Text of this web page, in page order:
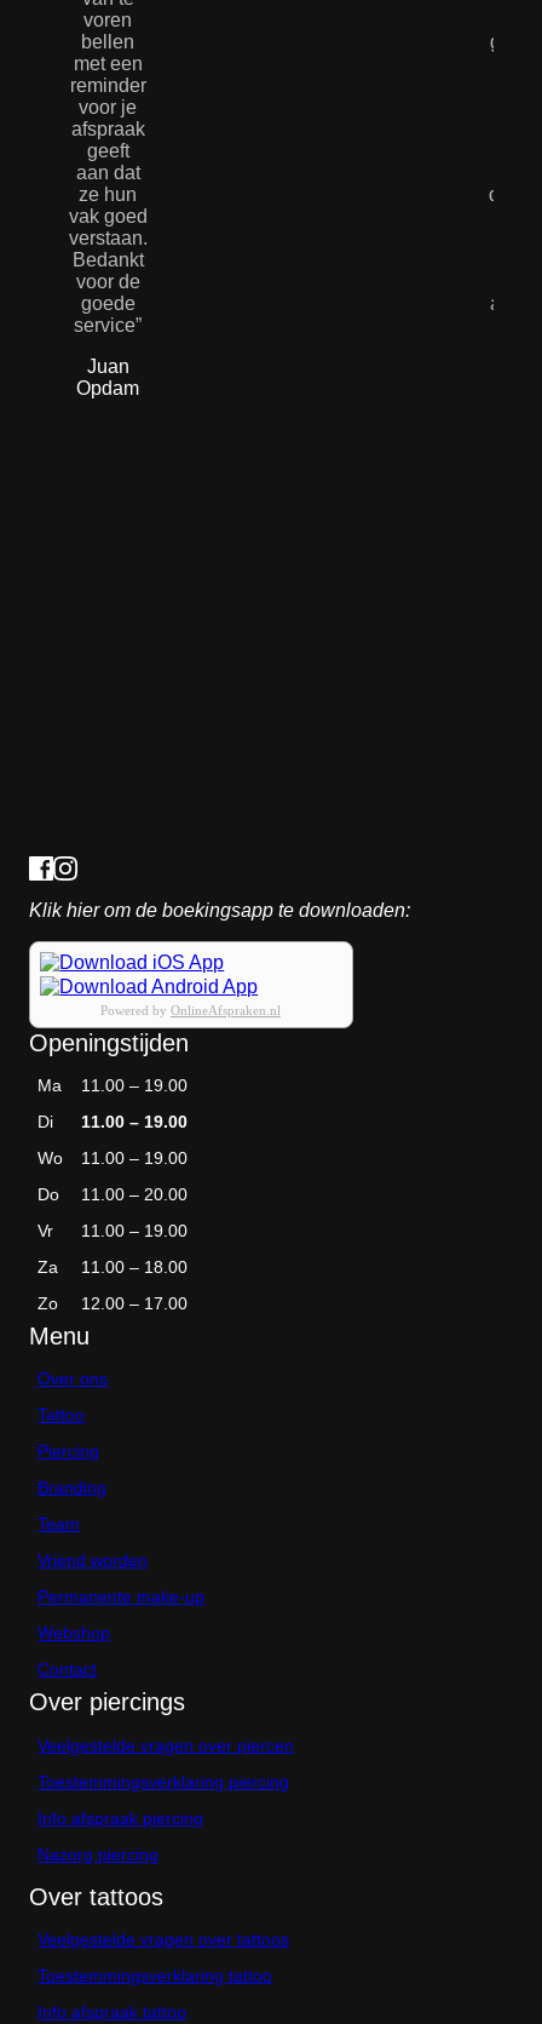
voren
bellen
met een
reminder
voor je
afspraak
geeft
aan dat
ze hun
vak goed
verstaan.
Bedankt
voor de
goede
service”
Juan
Opdam
Klik hier om de boekingsapp te downloaden:
Powered by OnlineAfspraken.nl
Openingstijden
Ma
11.00 – 19.00
Di
11.00 – 19.00
Wo
11.00 – 19.00
Do
11.00 – 20.00
Vr
11.00 – 19.00
Za
11.00 – 18.00
Zo
12.00 – 17.00
Menu
Over ons
Tattoo
Piercing
Branding
Team
Vriend worden
Permanente make-up
Webshop
Contact
Over piercings
Veelgestelde vragen over piercen
Toestemmingsverklaring piercing
Info afspraak piercing
Nazorg piercing
Over tattoos
Veelgestelde vragen over tattoos
Toestemmingsverklaring tattoo
Info afspraak tattoo